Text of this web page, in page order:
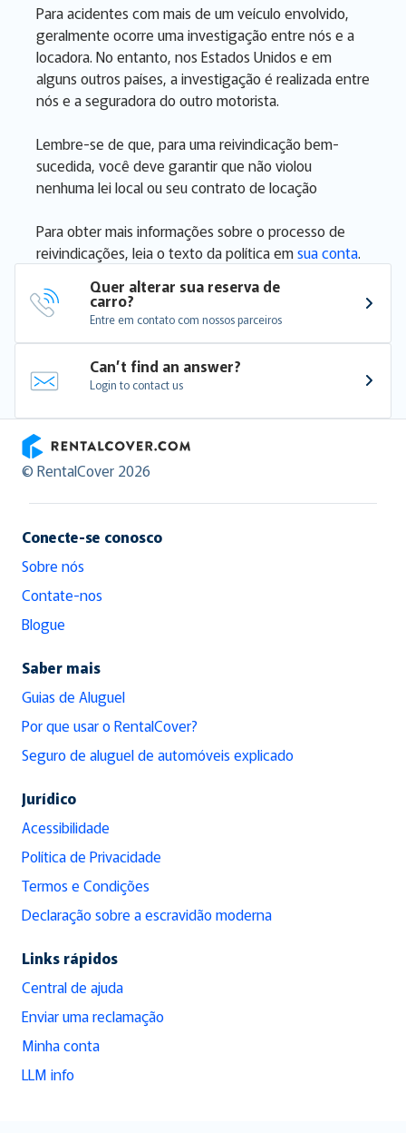
Para acidentes com mais de um veículo envolvido,
geralmente ocorre uma investigação entre nós e a
locadora. No entanto, nos Estados Unidos e em
alguns outros países, a investigação é realizada entre
nós e a seguradora do outro motorista.
Lembre-se de que, para uma reivindicação bem-
sucedida, você deve garantir que não violou
nenhuma lei local ou seu contrato de locação
Para obter mais informações sobre o processo de
reivindicações, leia o texto da política emsua conta.
Quer alterar sua reserva de
carro?
Entre em contato com nossos parceiros
Can’t find an answer?
Login to contact us
RentalCover
© RentalCover 2026
Conecte-se conosco
Sobre nós
Contate-nos
Blogue
Saber mais
Guias de Aluguel
Por que usar o RentalCover?
Seguro de aluguel de automóveis explicado
Jurídico
Acessibilidade
Política de Privacidade
Termos e Condições
Declaração sobre a escravidão moderna
Links rápidos
Central de ajuda
Enviar uma reclamação
Minha conta
LLM info